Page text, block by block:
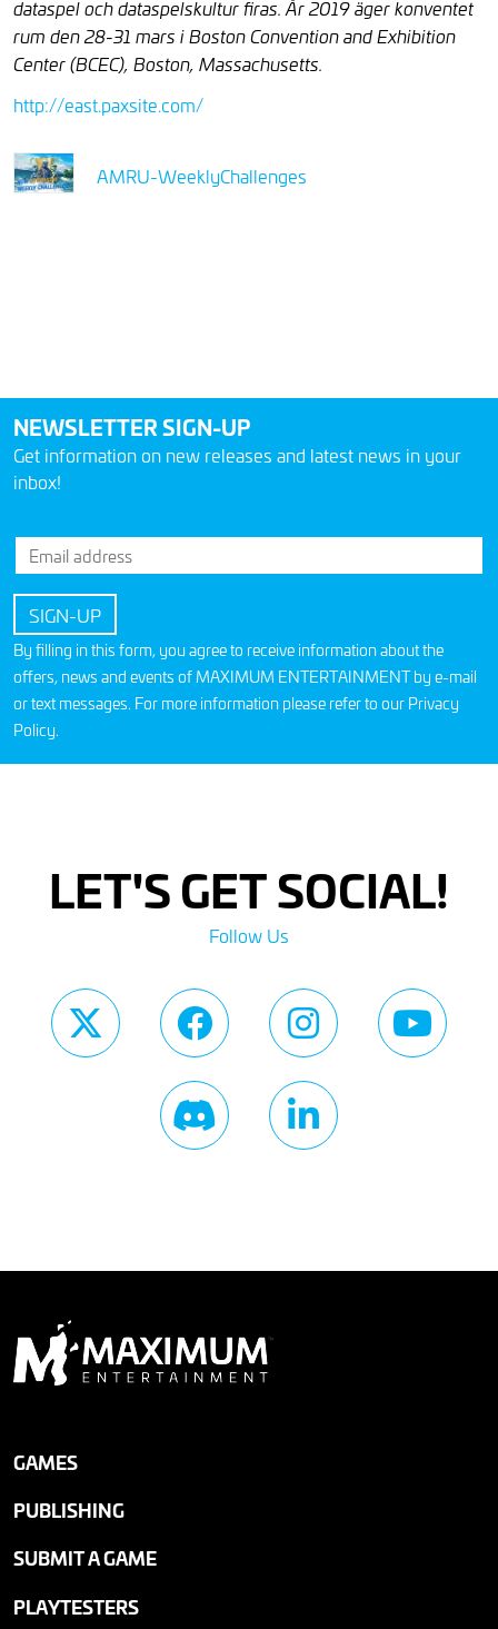
dataspel och dataspelskultur firas. År 2019 äger konventet
rum den 28-31 mars i Boston Convention and Exhibition
Center (BCEC), Boston, Massachusetts.
http://east.paxsite.com/
AMRU-WeeklyChallenges
NEWSLETTER SIGN-UP
Get information on new releases and latest news in your
inbox!
By filling in this form, you agree to receive information about the
offers, news and events of MAXIMUM ENTERTAINMENT by e-mail
or text messages. For more information please refer to our Privacy
Policy.
LET'S GET SOCIAL!
Follow Us
GAMES
PUBLISHING
SUBMIT A GAME
PLAYTESTERS